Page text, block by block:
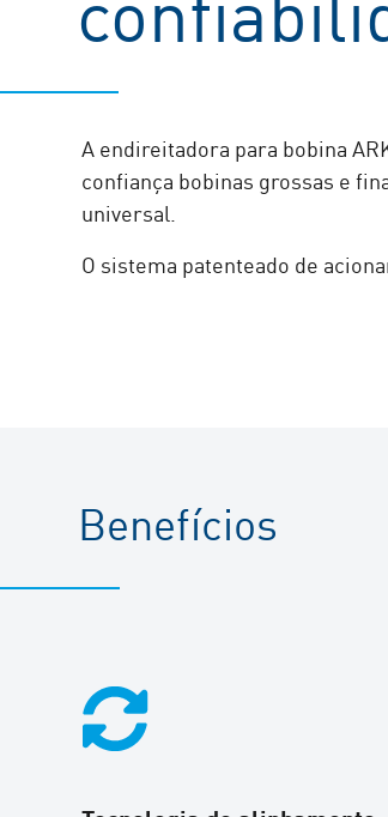
A endireitadora para bobina
confiança bobinas grossas e
universal.
O sistema patenteado de
Benefícios